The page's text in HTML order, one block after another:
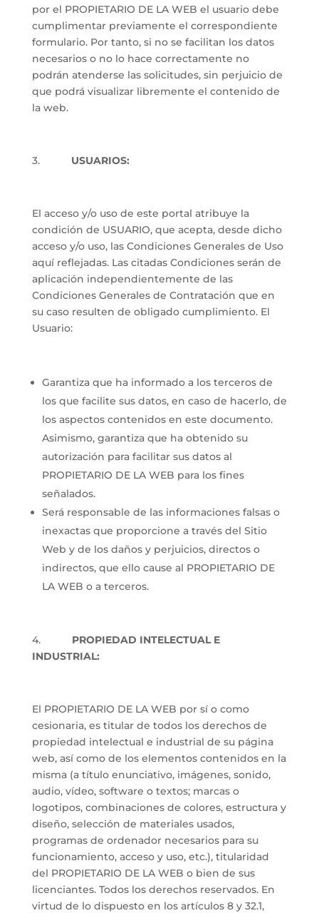
por el PROPIETARIO DE LA WEB el usuario debe
cumplimentar previamente el correspondiente
formulario. Por tanto, si no se facilitan los datos
necesarios o no lo hace correctamente no
podrán atenderse las solicitudes, sin perjuicio de
que podrá visualizar libremente el contenido de
la web.
3. USUARIOS:
El acceso y/o uso de este portal atribuye la
condición de USUARIO, que acepta, desde dicho
acceso y/o uso, las Condiciones Generales de Uso
aquí reflejadas. Las citadas Condiciones serán de
aplicación independientemente de las
Condiciones Generales de Contratación que en
su caso resulten de obligado cumplimiento. El
Usuario:
Garantiza que ha informado a los terceros de
los que facilite sus datos, en caso de hacerlo, de
los aspectos contenidos en este documento.
Asimismo, garantiza que ha obtenido su
autorización para facilitar sus datos al
PROPIETARIO DE LA WEB para los fines
señalados.
Será responsable de las informaciones falsas o
inexactas que proporcione a través del Sitio
Web y de los daños y perjuicios, directos o
indirectos, que ello cause al PROPIETARIO DE
LA WEB o a terceros.
4. PROPIEDAD INTELECTUAL E
INDUSTRIAL:
El PROPIETARIO DE LA WEB por sí o como
cesionaria, es titular de todos los derechos de
propiedad intelectual e industrial de su página
web, así como de los elementos contenidos en la
misma (a título enunciativo, imágenes, sonido,
audio, vídeo, software o textos; marcas o
logotipos, combinaciones de colores, estructura y
diseño, selección de materiales usados,
programas de ordenador necesarios para su
funcionamiento, acceso y uso, etc.), titularidad
del PROPIETARIO DE LA WEB o bien de sus
licenciantes. Todos los derechos reservados. En
virtud de lo dispuesto en los artículos 8 y 32.1,